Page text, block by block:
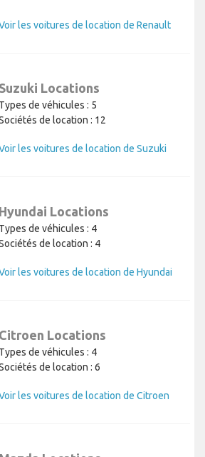
les voitures de location de Renault
Suzuki Locations
Types de véhicules : 5
de location : 12
les voitures de location de Suzuki
Hyundai Locations
Types de véhicules : 4
de location : 4
les voitures de location de Hyundai
Citroen Locations
Types de véhicules : 4
de location : 6
les voitures de location de Citroen